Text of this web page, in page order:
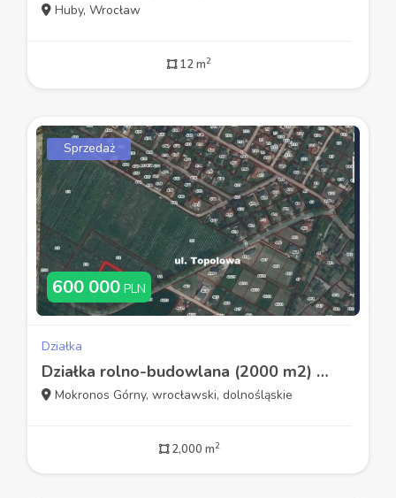
Huby, Wrocław
12 m2
Sprzedaż
600 000 PLN
Działka
Działka rolno-budowlana (2000 m2) Mokronos Górny
Mokronos Górny, wrocławski, dolnośląskie
2,000 m2